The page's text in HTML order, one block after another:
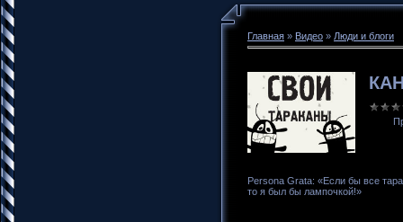
Главная » Видео » Люди и блоги
Persona Grata: «Если бы все
то я был бы лампочкой!»